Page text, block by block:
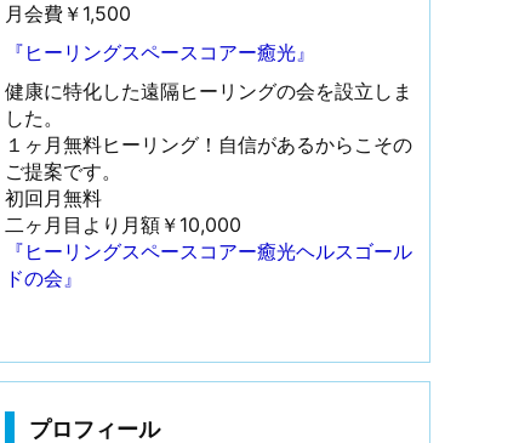
月会費￥1,500
『ヒーリングスペースコアー癒光』
健康に特化した遠隔ヒーリングの会を設立しま
した。
１ヶ月無料ヒーリング！自信があるからこその
ご提案です。
初回月無料
二ヶ月目より月額￥10,000
『ヒーリングスペースコアー癒光ヘルスゴール
ドの会』
プロフィール